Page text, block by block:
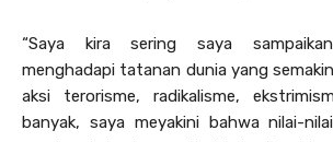
“Saya kira sering saya
menghadapi tatanan dunia yang
aksi terorisme, radikalisme,
banyak, saya meyakini bahwa nilai-